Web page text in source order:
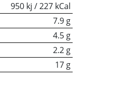
950 kj / 227 kCal
7.9 g
4.5 g
2.2 g
17 g